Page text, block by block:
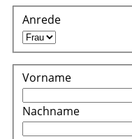
Anrede
Vorname
Nachname